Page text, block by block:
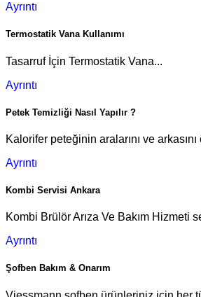
Ayrıntı
Termostatik Vana Kullanımı
Tasarruf İçin Termostatik Vana...
Ayrıntı
Petek Temizliği Nasıl Yapılır ?
Kalorifer peteğinin aralarını ve
Ayrıntı
Kombi Servisi Ankara
Kombi Brülör Arıza Ve Bakım Hizmeti
Ayrıntı
Şofben Bakım & Onarım